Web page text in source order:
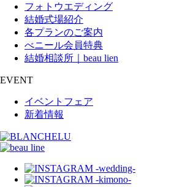
フォトウエディング
結婚式場紹介
各プランのご案内
べニール会員特典
結婚相談所｜beau lien
EVENT
イベントフェア
新着情報